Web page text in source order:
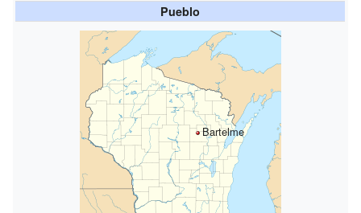
Pueblo
Bartelme